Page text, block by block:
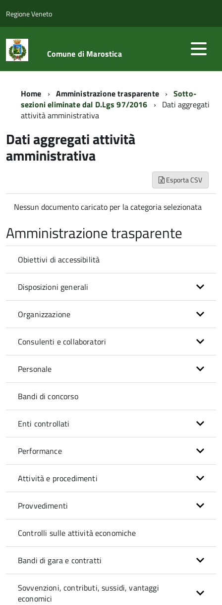
Regione Veneto
Comune di Marostica
Home Amministrazione trasparente
Sotto-
sezioni eliminate dal D.Lgs 97/2016
Dati aggregati
attività amministrativa
Dati aggregati attività
amministrativa
Esporta CSV
Nessun documento caricato per la categoria selezionata
Amministrazione trasparente
Obiettivi di accessibilità
Disposizioni generali
Organizzazione
Consulenti e collaboratori
Personale
Bandi di concorso
Enti controllati
Performance
Attività e procedimenti
Provvedimenti
Controlli sulle attività economiche
Bandi di gara e contratti
Sovvenzioni, contributi, sussidi, vantaggi
economici